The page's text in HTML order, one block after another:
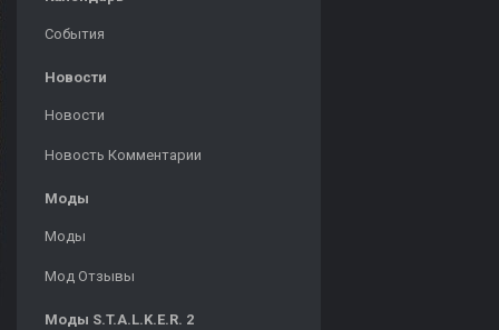
События
Новости
Новости
Новость Комментарии
Моды
Моды
Мод Отзывы
Моды S.T.A.L.K.E.R. 2